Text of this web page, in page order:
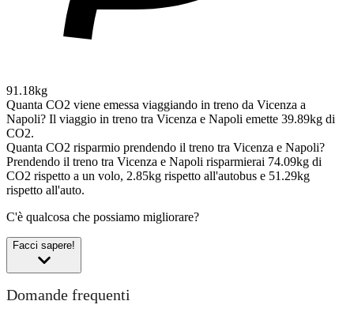
91.18kg
Quanta CO2 viene emessa viaggiando in treno da Vicenza a
Napoli? Il viaggio in treno tra Vicenza e Napoli emette 39.89kg di
CO2.
Quanta CO2 risparmio prendendo il treno tra Vicenza e Napoli?
Prendendo il treno tra Vicenza e Napoli risparmierai 74.09kg di
CO2 rispetto a un volo, 2.85kg rispetto all'autobus e 51.29kg
rispetto all'auto.
C'è qualcosa che possiamo migliorare?
Facci sapere!
Domande frequenti